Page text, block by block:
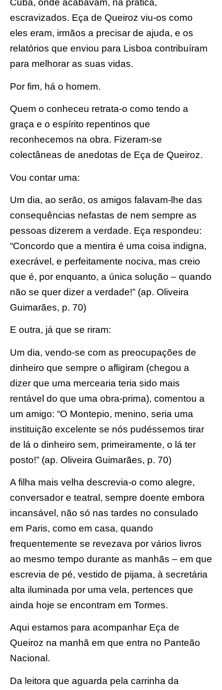
Cuba, onde acabavam, na prática,
escravizados. Eça de Queiroz viu-os como
eles eram, irmãos a precisar de ajuda, e os
relatórios que enviou para Lisboa contribuíram
para melhorar as suas vidas.
Por fim, há o homem.
Quem o conheceu retrata-o como tendo a
graça e o espírito repentinos que
reconhecemos na obra. Fizeram-se
colectâneas de anedotas de Eça de Queiroz.
Vou contar uma:
Um dia, ao serão, os amigos falavam-lhe das
consequências nefastas de nem sempre as
pessoas dizerem a verdade. Eça respondeu:
“Concordo que a mentira é uma coisa indigna,
execrável, e perfeitamente nociva, mas creio
que é, por enquanto, a única solução – quando
não se quer dizer a verdade!” (ap. Oliveira
Guimarães, p. 70)
E outra, já que se riram:
Um dia, vendo-se com as preocupações de
dinheiro que sempre o afligiram (chegou a
dizer que uma mercearia teria sido mais
rentável do que uma obra-prima), comentou a
um amigo: “O Montepio, menino, seria uma
instituição excelente se nós pudéssemos tirar
de lá o dinheiro sem, primeiramente, o lá ter
posto!” (ap. Oliveira Guimarães, p. 70)
A filha mais velha descrevia-o como alegre,
conversador e teatral, sempre doente embora
incansável, não só nas tardes no consulado
em Paris, como em casa, quando
frequentemente se revezava por vários livros
ao mesmo tempo durante as manhãs – em que
escrevia de pé, vestido de pijama, à secretária
alta iluminada por uma vela, pertences que
ainda hoje se encontram em Tormes.
Aqui estamos para acompanhar Eça de
Queiroz na manhã em que entra no Panteão
Nacional.
Da leitora que aguarda pela carrinha da